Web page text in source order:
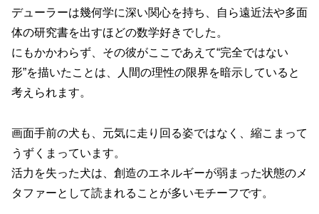
デューラーは幾何学に深い関心を持ち、自ら遠近法や多面
体の研究書を出すほどの数学好きでした。
にもかかわらず、その彼がここであえて“完全ではない
形”を描いたことは、人間の理性の限界を暗示していると
考えられます。
画面手前の犬も、元気に走り回る姿ではなく、縮こまって
うずくまっています。
活力を失った犬は、創造のエネルギーが弱まった状態のメ
タファーとして読まれることが多いモチーフです。